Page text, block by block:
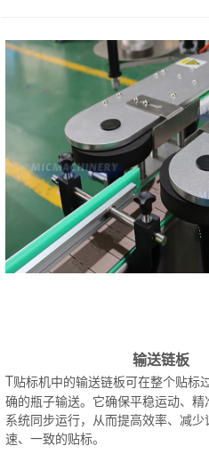
输送链板
T贴标机中的输送链板可在整个贴标
确的瓶子输送。它确保平稳运动、
系统同步运行，从而提高效率、减少
速、一致的贴标。